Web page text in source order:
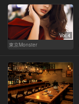
Vol.4
東京Monster